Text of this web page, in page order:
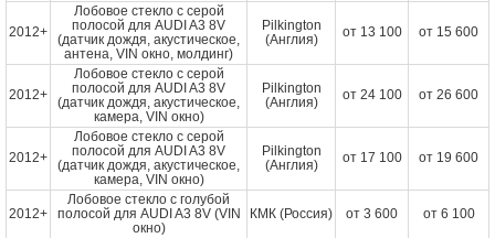
2012+
Лобовое стекло с серой
полосой для AUDI A3 8V
(датчик дождя, акустическое,
антена, VIN окно, молдинг)
Pilkington
(Англия)
от 13 100 от 15 600
2012+
Лобовое стекло с серой
полосой для AUDI A3 8V
(датчик дождя, акустическое,
камера, VIN окно)
Pilkington
(Англия)
от 24 100 от 26 600
2012+
Лобовое стекло с серой
полосой для AUDI A3 8V
(датчик дождя, акустическое,
камера, VIN окно)
Pilkington
(Англия)
от 17 100 от 19 600
2012+
Лобовое стекло с голубой
полосой для AUDI A3 8V (VIN
окно)
КМК (Россия) от 3 600 от 6 100